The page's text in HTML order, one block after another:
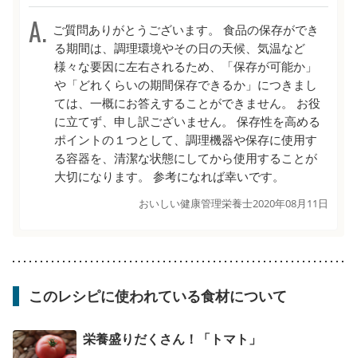
ご質問ありがとうございます。 食品の保存ができ
る期間は、調理環境やその日の天候、気温など
様々な要因に左右されるため、「保存が可能か」
や「どれくらいの期間保存できるか」につきまし
ては、一概にお答えすることができません。 お役
に立てず、申し訳ございません。 保存性を高める
ポイントの１つとして、調理機器や保存に使用す
る容器を、清潔な状態にしてから使用することが
大切になります。 参考になれば幸いです。
おいしい健康管理栄養士2020年08月11日
このレシピに使われている食材について
栄養盛りだくさん！「トマト」